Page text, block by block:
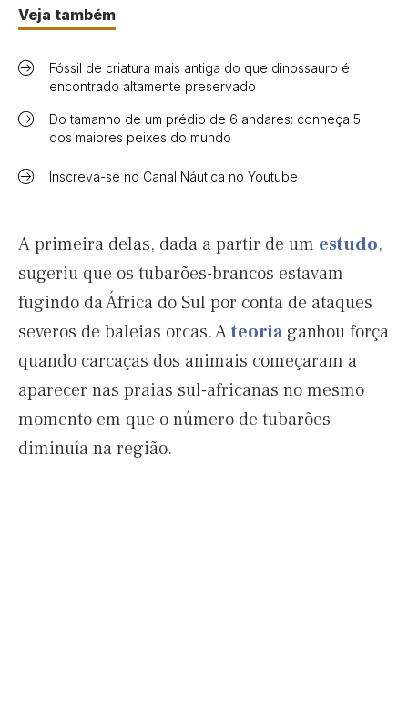
Veja também
Fóssil de criatura mais antiga do que dinossauro é
encontrado altamente preservado
Do tamanho de um prédio de 6 andares: conheça 5
dos maiores peixes do mundo
Inscreva-se no Canal Náutica no Youtube
A primeira delas, dada a partir de um estudo,
sugeriu que os tubarões-brancos estavam
fugindo da África do Sul por conta de ataques
severos de baleias orcas. Ateoria ganhou força
quando carcaças dos animais começaram a
aparecer nas praias sul-africanas no mesmo
momento em que o número de tubarões
diminuía na região.